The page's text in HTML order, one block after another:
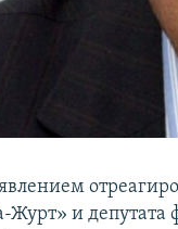
Журт» и